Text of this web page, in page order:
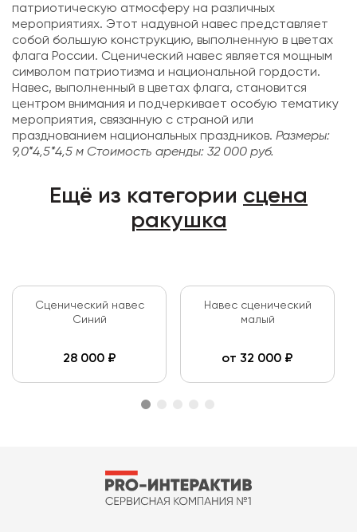
патриотическую атмосферу на различных
мероприятиях. Этот надувной навес представляет
собой большую конструкцию, выполненную в цветах
флага России. Сценический навес является мощным
символом патриотизма и национальной гордости.
Навес, выполненный в цветах флага, становится
центром внимания и подчеркивает особую тематику
мероприятия, связанную с страной или
празднованием национальных праздников. Размеры:
9,0*4,5*4,5 м Стоимость аренды: 32 000 руб.
Ещё из категории сцена
ракушка
Сценический навес
Синий
28 000₽
Навес сценический
малый
от 32 000 ₽